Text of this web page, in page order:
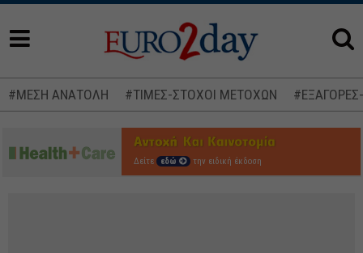
#ΜΕΣΗ ΑΝΑΤΟΛΗ #ΤΙΜΕΣ-ΣΤΟΧΟΙ ΜΕΤΟΧΩΝ
Δείτε εδώ την ειδική έκδοση